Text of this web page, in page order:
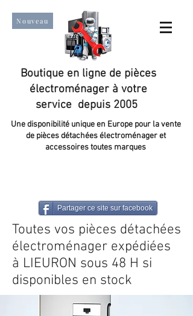
Nouveau
Boutique en ligne de pièces
électroménager à votre
service depuis 2005
Une disponibilité unique en Europe pour la vente
de pièces détachées électroménager et
accessoires toutes marques
Partager ce site sur facebook
Toutes vos pièces détachées
électroménager expédiées
à LIEURON sous 48 H si
disponibles en stock